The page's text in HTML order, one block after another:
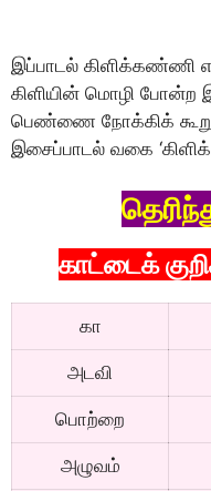
இப்பாடல் கிளிக்கண்ணி
கிளியின் மொழி போன்ற
பெண்ணை நோக்கிக்
இசைப்பாடல் வகை
காட்டைக்
கா
அடவி
பொற்றை
அழுவம்